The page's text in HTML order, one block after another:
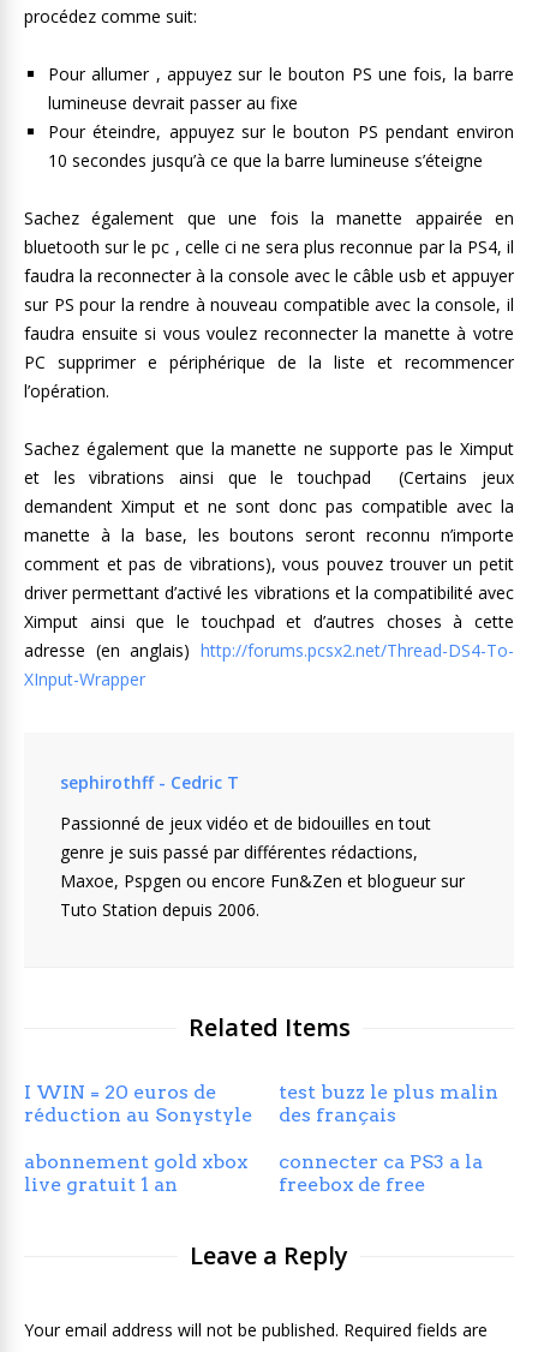
procédez comme suit:
Pour allumer , appuyez sur le bouton PS une fois, la barre
lumineuse devrait passer au fixe
Pour éteindre, appuyez sur le bouton PS pendant environ
10 secondes jusqu’à ce que la barre lumineuse s’éteigne
Sachez également que une fois la manette appairée en
bluetooth sur le pc , celle ci ne sera plus reconnue par la PS4, il
faudra la reconnecter à la console avec le câble usb et appuyer
sur PS pour la rendre à nouveau compatible avec la console, il
faudra ensuite si vous voulez reconnecter la manette à votre
PC supprimer e périphérique de la liste et recommencer
l’opération.
Sachez également que la manette ne supporte pas le Ximput
et les vibrations ainsi que le touchpad (Certains jeux
demandent Ximput et ne sont donc pas compatible avec la
manette à la base, les boutons seront reconnu n’importe
comment et pas de vibrations), vous pouvez trouver un petit
driver permettant d’activé les vibrations et la compatibilité avec
Ximput ainsi que le touchpad et d’autres choses à cette
adresse (en anglais) http://forums.pcsx2.net/Thread-DS4-To-
XInput-Wrapper
sephirothff - Cedric T
Passionné de jeux vidéo et de bidouilles en tout
genre je suis passé par différentes rédactions,
Maxoe, Pspgen ou encore Fun&Zen et blogueur sur
Tuto Station depuis 2006.
Related Items
I WIN = 20 euros de
réduction au Sonystyle
test buzz le plus malin
des français
abonnement gold xbox
live gratuit 1 an
connecter ca PS3 a la
freebox de free
Leave a Reply
Your email address will not be published. Required fields are